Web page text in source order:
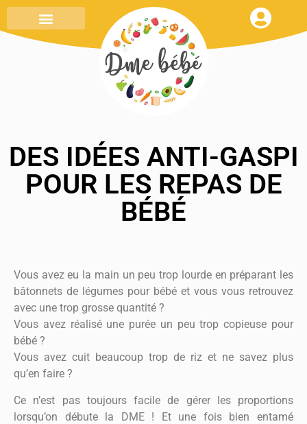
DES IDÉES ANTI-GASPI
POUR LES REPAS DE
BÉBÉ
Vous avez eu la main un peu trop lourde en préparant les
bâtonnets de légumes pour bébé et vous vous retrouvez
avec une trop grosse quantité ?
Vous avez réalisé une purée un peu trop copieuse pour
bébé ?
Vous avez cuit beaucoup trop de riz et ne savez plus
qu’en faire ?
Ce n’est pas toujours facile de gérer les proportions
lorsqu’on débute la DME ! Et une fois bien entamé